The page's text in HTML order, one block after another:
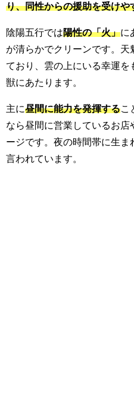
り、同性からの援助を受けや
陰陽五行では陽性の「火」に
が清らかでクリーンです。天
ており、雲の上にいる幸運を
獣にあたります。
主に昼間に能力を発揮する こ
なら昼間に営業しているお店
ージです。夜の時間帯に生ま
言われています。